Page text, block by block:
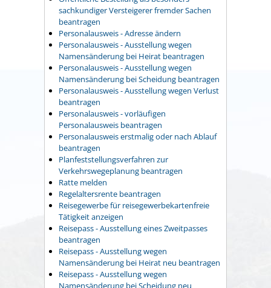
sachkundiger Versteigerer fremder Sachen
beantragen
Personalausweis - Adresse ändern
Personalausweis - Ausstellung wegen
Namensänderung bei Heirat beantragen
Personalausweis - Ausstellung wegen
Namensänderung bei Scheidung beantragen
Personalausweis - Ausstellung wegen Verlust
beantragen
Personalausweis - vorläufigen
Personalausweis beantragen
Personalausweis erstmalig oder nach Ablauf
beantragen
Planfeststellungsverfahren zur
Verkehrswegeplanung beantragen
Ratte melden
Regelaltersrente beantragen
Reisegewerbe für reisegewerbekartenfreie
Tätigkeit anzeigen
Reisepass - Ausstellung eines Zweitpasses
beantragen
Reisepass - Ausstellung wegen
Namensänderung bei Heirat neu beantragen
Reisepass - Ausstellung wegen
Namensänderung bei Scheidung neu